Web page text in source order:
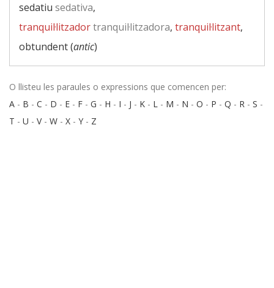
sedatiu sedativa,
tranquil·litzadortranquil·litzadora, tranquil·litzant,
obtundent (antic)
O llisteu les paraules o expressions que comencen per:
A - B - C - D - E - F - G - H - I - J - K - L - M - N - O - P - Q - R - S -
T - U - V- W - X - Y - Z